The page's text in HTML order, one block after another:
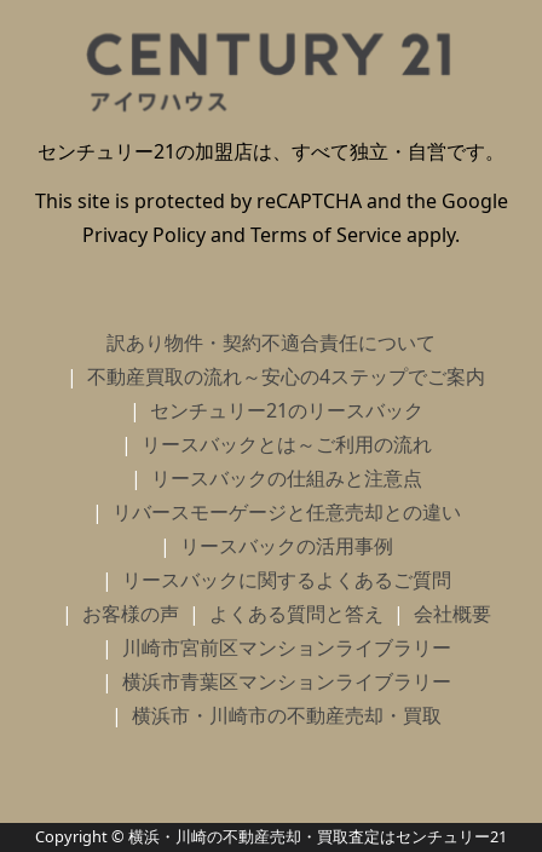
センチュリー21の加盟店は、すべて独立・自営です。
This site is protected by reCAPTCHA and the Google
Privacy Policyand Terms of Serviceapply.
訳あり物件・契約不適合責任について
不動産買取の流れ～安心の4ステップでご案内
センチュリー21のリースバック
リースバックとは～ご利用の流れ
リースバックの仕組みと注意点
リバースモーゲージと任意売却との違い
リースバックの活用事例
リースバックに関するよくあるご質問
お客様の声
よくある質問と答え
会社概要
川崎市宮前区マンションライブラリー
横浜市青葉区マンションライブラリー
横浜市・川崎市の不動産売却・買取
Copyright © 横浜・川崎の不動産売却・買取査定はセンチュリー21